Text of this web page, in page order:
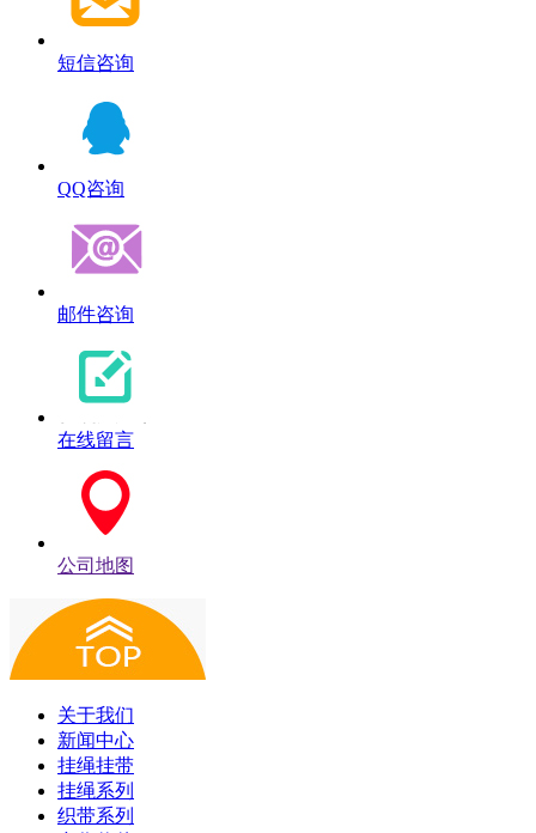
短信咨询
QQ咨询
邮件咨询
在线留言
公司地图
关于我们
新闻中心
挂绳挂带
挂绳系列
织带系列